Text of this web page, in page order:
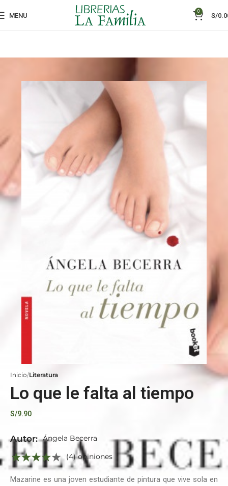
MENU
0
S/
Inicio Literatura
Lo que le falta al tiempo
S/9.90
Autor: Ángela Becerra
(4) opiniones
Mazarine es una joven estudiante de pintura que vive sola en